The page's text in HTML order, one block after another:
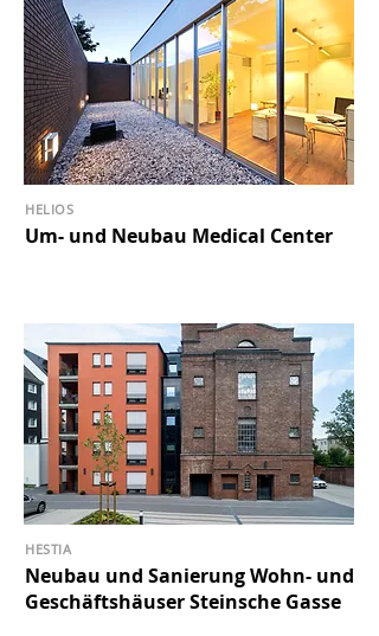
Um- und Neubau Medical Center
HELIOS
Neubau und Sanierung Wohn- und
Geschäftshäuser Steinsche Gasse
HESTIA